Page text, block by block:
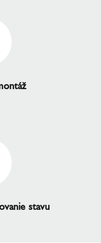
stavu